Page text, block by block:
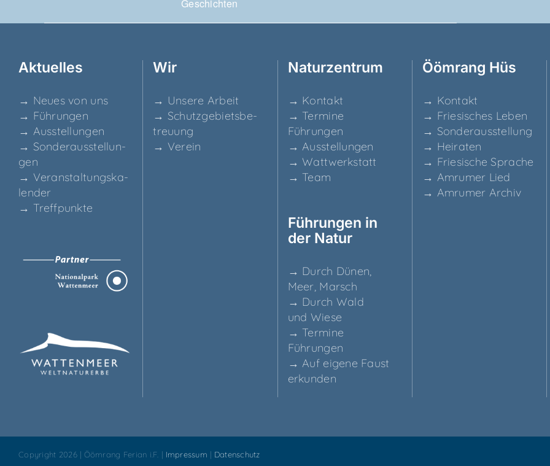
Geschichten
Aktu­el­les
→ Neu­es von uns
→ Füh­run­gen
→ Aus­stel­lun­gen
→ Son­der­aus­stel­lun­
gen
→ Ver­an­stal­tungs­ka­
len­der
→ Treff­punk­te
Wir
→ Unse­re Arbeit
→ Schutz­ge­biets­be­
treu­ung
→ Ver­ein
Natur­zen­trum
→ Kon­takt
→ Ter­mi­ne
Führungen
→ Aus­stel­lun­gen
→ Watt­werk­statt
→ Team
Füh­run­gen in
der Natur
→ Durch Dünen,
Meer, Marsch
→ Durch Wald
und Wiese
→ Ter­mi­ne
Führungen
→ Auf eige­ne Faust
erkunden
Ööm­rang Hüs
→ Kon­takt
→ Frie­si­sches Leben
→ Son­der­aus­stel­lung
→ Hei­ra­ten
→ Frie­si­sche Sprache
→ Amru­mer Lied
→ Amru­mer Archiv
Copyright 2026 | Öömrang Ferian i.F. | Impressum | Datenschutz